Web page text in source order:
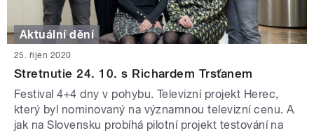
Aktuální dění
25. říjen 2020
Stretnutie 24. 10. s Richardem Trsťanem
Festival 4+4 dny v pohybu. Televizní projekt Herec,
který byl nominovaný na významnou televizní cenu. A
jak na Slovensku probíhá pilotní projekt testování na